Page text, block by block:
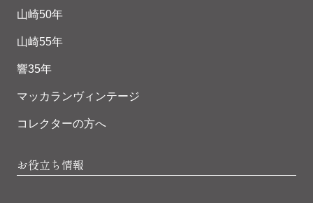
山崎50年
山崎55年
響35年
マッカランヴィンテージ
コレクターの方へ
お役立ち情報